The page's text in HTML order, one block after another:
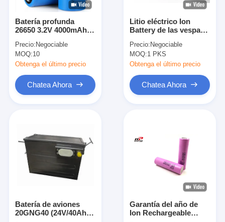
Batería profunda
26650 3.2V 4000mAh
del litio del ciclo
Precio: Negociable
MOQ:10
Obtenga el último precio
Chatea Ahora
Litio eléctrico Ion
Battery de las vespas
545*286*232m m
Precio: Negociable
MOQ:1 PKS
Obtenga el último precio
Chatea Ahora
Batería de aviones
20GNG40 (24V/40Ah),
Garantía del año de
Ion Rechargeable